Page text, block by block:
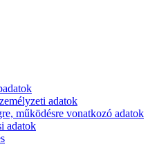
adatok
működésre vonatkozó adatok
adatok